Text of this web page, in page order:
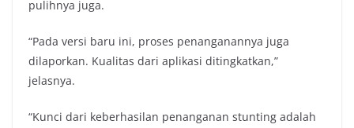
pulihnya juga.
“Pada versi baru ini, proses penanganannya juga
dilaporkan. Kualitas dari aplikasi ditingkatkan,”
jelasnya.
“Kunci dari keberhasilan penanganan stunting adalah